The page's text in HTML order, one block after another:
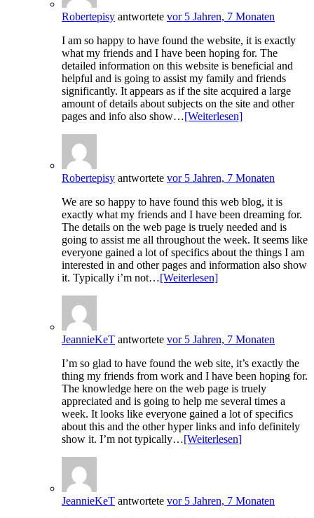
Robertepisy antwortete vor 5 Jahren, 7 Monaten
I am so happy to have found the website, it is exactly
what my friends and I have been hoping for. The
detailed information on this website is beneficial and
helpful and is going to assist my family and friends
significantly. It appears as if the site acquired a large
amount of details about subjects on the site and other
pages and info also show…[Weiterlesen]
Robertepisy antwortete vor 5 Jahren, 7 Monaten
We are so happy to have found this web blog, it is
exactly what my friends and I have been dreaming for.
The details on the web page is truely needed and is
going to assist me all throughout the week. It seems like
everyone gained a lot of specifics about the things I am
interested in and other pages and information also show
it. Typically i’m not…[Weiterlesen]
JeannieKeT antwortete vor 5 Jahren, 7 Monaten
I’m so glad to have found the web site, it’s exactly the
thing my friends from work and I have been hoping for.
The knowledge here on the web page is truely
appreciated and is going to help me several times a
week. It looks like everyone gained a lot of specifics
about this and the other hyper links and info definitely
show it. I’m not typically…[Weiterlesen]
JeannieKeT antwortete vor 5 Jahren, 7 Monaten